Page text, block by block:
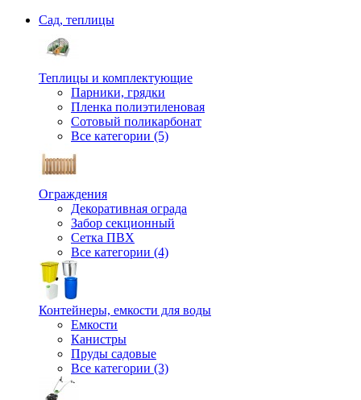
Сад, теплицы
Теплицы и комплектующие
Парники, грядки
Пленка полиэтиленовая
Сотовый поликарбонат
Все категории (5)
Ограждения
Декоративная ограда
Забор секционный
Сетка ПВХ
Все категории (4)
Контейнеры, емкости для воды
Емкости
Канистры
Пруды садовые
Все категории (3)